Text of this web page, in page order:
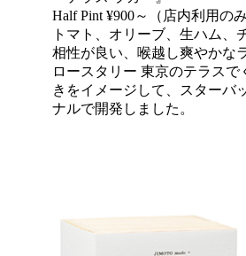
Half Pint ¥900～（店内利用のみ
トマト、オリーブ、生ハム、
相性が良い、喉越し爽やかな
ロースタリー 東京のテラスで
きをイメージして、スターバ
ナルで開発しました。